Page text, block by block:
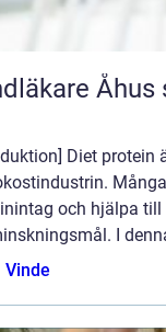
Åhus så hittar du rätt tandvård nära
Diet protein
och hjälpa
I
Vinde